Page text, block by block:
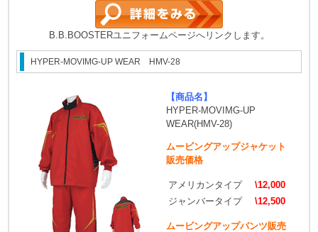
B.B.BOOSTERユニフォームページへリンクします。
HYPER-MOVIMG-UP WEAR HMV-28
【商品名】
HYPER-MOVIMG-UP
WEAR(HMV-28)
ムービングアップジャケット
販売価格
アメリカンタイプ
\12,000
ジャンバータイプ
\12,500
ムービングアップパンツ販売